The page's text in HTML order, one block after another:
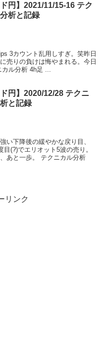
ド円】2021/11/15-16 テク
析と記録
3カウント乱用しすぎ。笑昨日
売りの負けは悔やまれる。今日
カル分析 4h足 ...
ド円】2020/12/28 テクニ
と記録
い下降後の緩やかな戻り目、
(?)でエリオット5波の売り。
あと一歩。 テクニカル分析
リンク